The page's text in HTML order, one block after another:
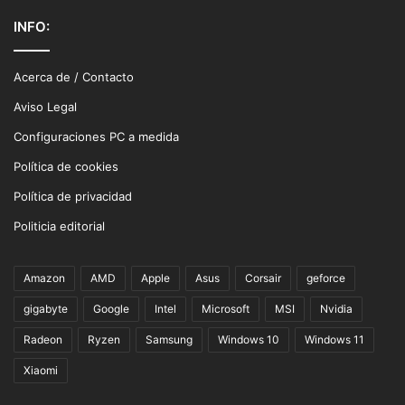
INFO:
Acerca de / Contacto
Aviso Legal
Configuraciones PC a medida
Política de cookies
Política de privacidad
Politicia editorial
Amazon AMD Apple Asus Corsair geforce
gigabyte Google Intel Microsoft MSI Nvidia
Radeon Ryzen Samsung Windows 10 Windows 11
Xiaomi